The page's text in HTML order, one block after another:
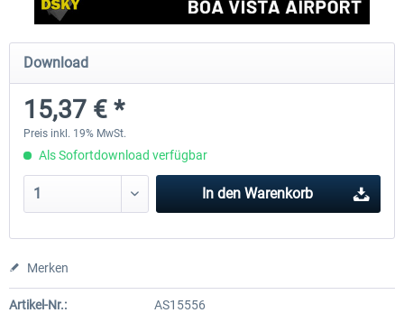
FSDG - Mauritius MSFS
29,75 € *
Download
15,37 € *
Preis inkl. 19% MwSt.
Als Sofortdownload verfügbar
In den Warenkorb
Merken
Artikel-Nr.:
AS15556